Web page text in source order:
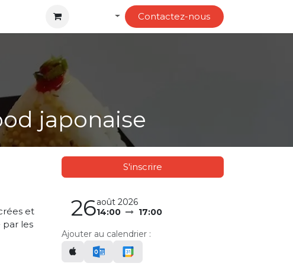
Contactez-no​​us
japonaise
et
par les
S'inscrire
26août 2026
14:00
17:00
Ajouter au calendrier :